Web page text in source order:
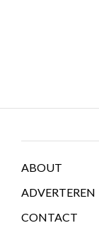
ABOUT
ADVERTEREN
CONTACT